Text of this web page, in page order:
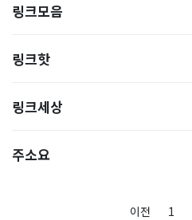
링크모음
링크핫
링크세상
주소요
이전 1